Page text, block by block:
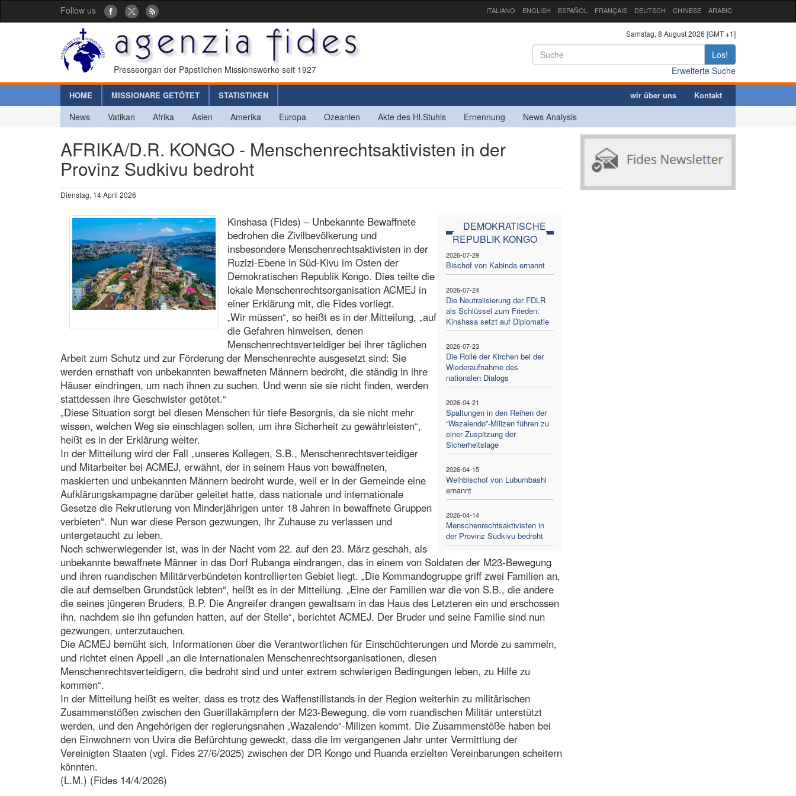
Follow us ITALIANO ENGLISH ESPAÑOL FRANÇAIS DEUTSCH CHINESE ARABIC
Presseorgan der Päpstlichen Missionswerke seit 1927
Samstag, 8 August 2026 [GMT +1]
Los!
Erweiterte Suche
HOME MISSIONARE GETÖTET STATISTIKEN wir über uns Kontakt
News Vatikan Afrika Asien Amerika Europa Ozeanien Akte des Hl.Stuhls Ernennung News Analysis
AFRIKA/D.R. KONGO - Menschenrechtsaktivisten in der
Provinz Sudkivu bedroht
Dienstag, 14 April 2026
DEMOKRATISCHE
REPUBLIK KONGO
2026-07-29
Bischof von Kabinda ernannt
2026-07-24
Die Neutralisierung der FDLR
als Schlüssel zum Frieden:
Kinshasa setzt auf Diplomatie
2026-07-23
Die Rolle der Kirchen bei der
Wiederaufnahme des
nationalen Dialogs
2026-04-21
Spaltungen in den Reihen der
“Wazalendo”-Milizen führen zu
einer Zuspitzung der
Sicherheitslage
2026-04-15
Weihbischof von Lubumbashi
ernannt
2026-04-14
Menschenrechtsaktivisten in
der Provinz Sudkivu bedroht
Kinshasa (Fides) – Unbekannte Bewaffnete
bedrohen die Zivilbevölkerung und
insbesondere Menschenrechtsaktivisten in der
Ruzizi-Ebene in Süd-Kivu im Osten der
Demokratischen Republik Kongo. Dies teilte die
lokale Menschenrechtsorganisation ACMEJ in
einer Erklärung mit, die Fides vorliegt.
„Wir müssen“, so heißt es in der Mitteilung, „auf
die Gefahren hinweisen, denen
Menschenrechtsverteidiger bei ihrer täglichen
Arbeit zum Schutz und zur Förderung der Menschenrechte ausgesetzt sind: Sie
werden ernsthaft von unbekannten bewaffneten Männern bedroht, die ständig in ihre
Häuser eindringen, um nach ihnen zu suchen. Und wenn sie sie nicht finden, werden
stattdessen ihre Geschwister getötet.“
„Diese Situation sorgt bei diesen Menschen für tiefe Besorgnis, da sie nicht mehr
wissen, welchen Weg sie einschlagen sollen, um ihre Sicherheit zu gewährleisten“,
heißt es in der Erklärung weiter.
In der Mitteilung wird der Fall „unseres Kollegen, S.B., Menschenrechtsverteidiger
und Mitarbeiter bei ACMEJ, erwähnt, der in seinem Haus von bewaffneten,
maskierten und unbekannten Männern bedroht wurde, weil er in der Gemeinde eine
Aufklärungskampagne darüber geleitet hatte, dass nationale und internationale
Gesetze die Rekrutierung von Minderjährigen unter 18 Jahren in bewaffnete Gruppen
verbieten“. Nun war diese Person gezwungen, ihr Zuhause zu verlassen und
untergetaucht zu leben.
Noch schwerwiegender ist, was in der Nacht vom 22. auf den 23. März geschah, als
unbekannte bewaffnete Männer in das Dorf Rubanga eindrangen, das in einem von Soldaten der M23-Bewegung
und ihren ruandischen Militärverbündeten kontrollierten Gebiet liegt. „Die Kommandogruppe griff zwei Familien an,
die auf demselben Grundstück lebten“, heißt es in der Mitteilung. „Eine der Familien war die von S.B., die andere
die seines jüngeren Bruders, B.P. Die Angreifer drangen gewaltsam in das Haus des Letzteren ein und erschossen
ihn, nachdem sie ihn gefunden hatten, auf der Stelle“, berichtet ACMEJ. Der Bruder und seine Familie sind nun
gezwungen, unterzutauchen.
Die ACMEJ bemüht sich, Informationen über die Verantwortlichen für Einschüchterungen und Morde zu sammeln,
und richtet einen Appell „an die internationalen Menschenrechtsorganisationen, diesen
Menschenrechtsverteidigern, die bedroht sind und unter extrem schwierigen Bedingungen leben, zu Hilfe zu
kommen“.
In der Mitteilung heißt es weiter, dass es trotz des Waffenstillstands in der Region weiterhin zu militärischen
Zusammenstößen zwischen den Guerillakämpfern der M23-Bewegung, die vom ruandischen Militär unterstützt
werden, und den Angehörigen der regierungsnahen „Wazalendo“-Milizen kommt. Die Zusammenstöße haben bei
den Einwohnern von Uvira die Befürchtung geweckt, dass die im vergangenen Jahr unter Vermittlung der
Vereinigten Staaten (vgl. Fides 27/6/2025) zwischen der DR Kongo und Ruanda erzielten Vereinbarungen scheitern
könnten.
(L.M.) (Fides 14/4/2026)